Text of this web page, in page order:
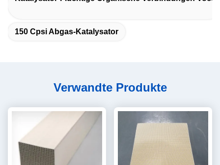
150 Cpsi Abgas-Katalysator
Verwandte Produkte